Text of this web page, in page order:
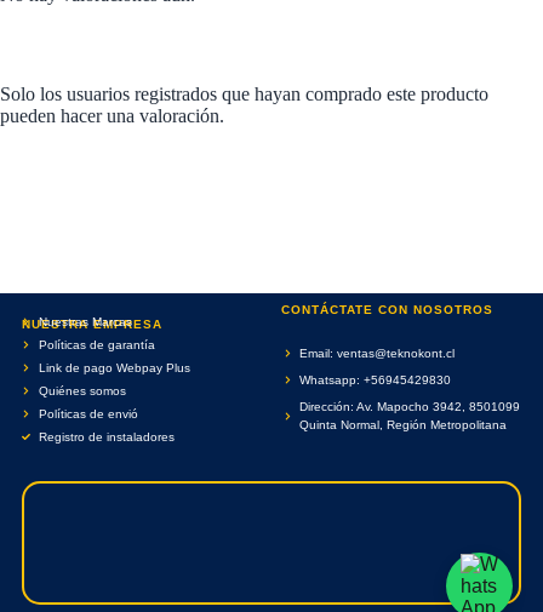
Solo los usuarios registrados que hayan comprado este producto
pueden hacer una valoración.
NUESTRA EMPRESA
Nuestras Marcas
Políticas de garantía
Link de pago Webpay Plus
Quiénes somos
Políticas de envió
Registro de instaladores
CONTÁCTATE CON NOSOTROS
Email: ventas@teknokont.cl
Whatsapp: +56945429830
Dirección: Av. Mapocho 3942, 8501099
Quinta Normal, Región Metropolitana